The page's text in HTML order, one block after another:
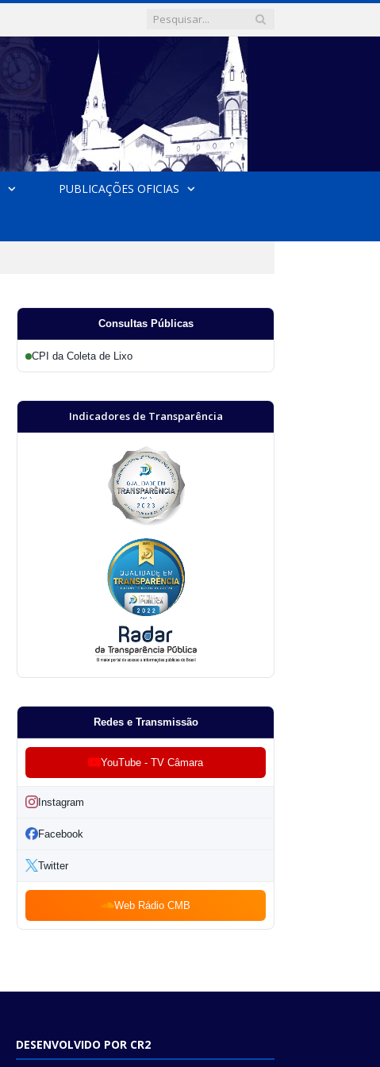
PUBLICAÇÕES OFICIAS
Consultas Públicas
CPI da Coleta de Lixo
Indicadores de Transparência
Redes e Transmissão
YouTube - TV Câmara
Instagram
Facebook
Twitter
Web Rádio CMB
DESENVOLVIDO POR CR2